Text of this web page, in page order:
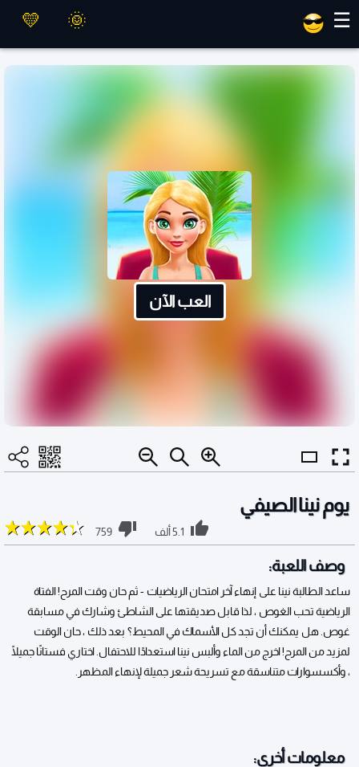
☰
العب الآن
يوم نينا الصيفي
5.1 ألف 759
وصف اللعبة:
ساعد الطالبة نينا على إنهاء آخر امتحان الرياضيات - ثم حان وقت المرح! الفتاة
الرياضية تحب الغوص ، لذا قابل صديقتها على الشاطئ وشارك في مسابقة
غوص. هل يمكنك أن تجد كل الأسماك في المحيط؟ بعد ذلك ، حان الوقت
لمزيد من المرح! اخرج من الماء وألبس نينا استعدادًا للاحتفال. اختاري فستانًا جميلًا
، وأكسسوارات متناسقة مع تسريحة شعر جميلة لإنهاء المظهر.
معلومات أخرى: